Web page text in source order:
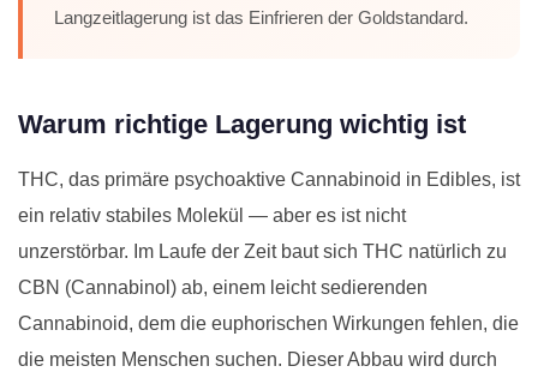
Langzeitlagerung ist das Einfrieren der Goldstandard.
Warum richtige Lagerung wichtig ist
THC, das primäre psychoaktive Cannabinoid in Edibles, ist
ein relativ stabiles Molekül — aber es ist nicht
unzerstörbar. Im Laufe der Zeit baut sich THC natürlich zu
CBN (Cannabinol) ab, einem leicht sedierenden
Cannabinoid, dem die euphorischen Wirkungen fehlen, die
die meisten Menschen suchen. Dieser Abbau wird durch